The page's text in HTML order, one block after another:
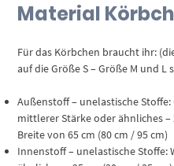
Material
Für das Körbchen braucht ihr:
auf die Größe S – Größe M und L
Außenstoff – unelastische
mittlerer Stärke oder ähnliches –
Breite von 65 cm (80 cm / 95 cm)
Innenstoff – unelastische Stoffe: